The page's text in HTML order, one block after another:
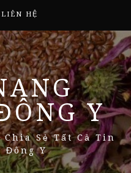
LIÊN HỆ
Y
Sẻ Tất Cả Tin
Đông Y